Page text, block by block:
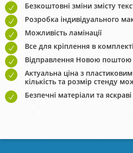
Безкоштовні зміни змісту
Розробка індивідуального
Можливість ламінації
Все для кріплення в комплекті
Відправлення Новою поштою
Актуальна ціна з
кількість та розмір стенду
Безпечні матеріали та